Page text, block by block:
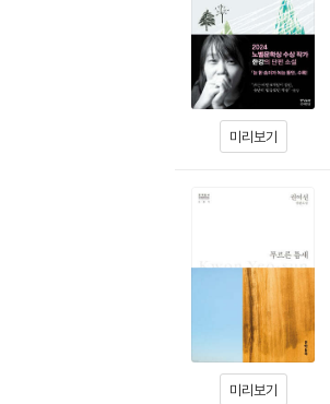
미리보기
미리보기